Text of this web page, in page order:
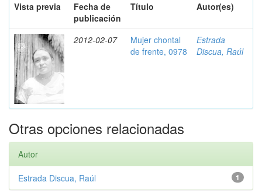
Vista previa
Fecha de
publicación
Título Autor(es)
2012-02-07
Mujer chontal
de frente, 0978
Estrada
Discua, Raúl
Otras opciones relacionadas
Autor
1
Estrada Discua, Raúl